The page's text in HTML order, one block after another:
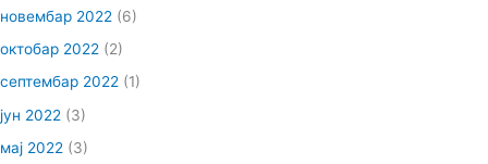
новембар 2022 (6)
октобар 2022 (2)
септембар 2022 (1)
јун 2022 (3)
мај 2022 (3)